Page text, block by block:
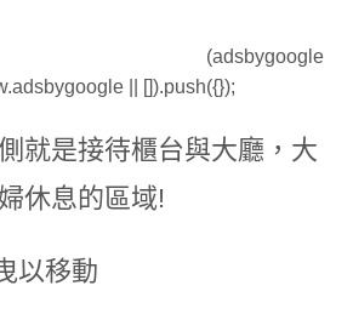
(adsbygoogle
|| []).push({});
就是接待櫃台與大廳，大
休息的區域!